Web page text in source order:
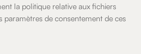
la politique relative aux fichiers
paramètres de consentement de ces